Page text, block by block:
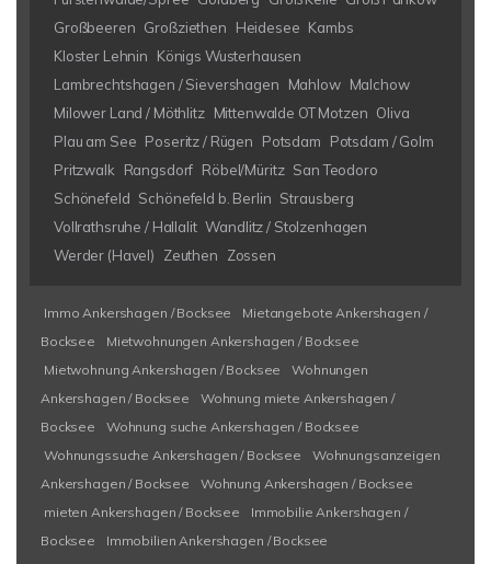
Großbeeren Großziethen Heidesee Kambs
Kloster Lehnin
Königs Wusterhausen
Lambrechtshagen / Sievershagen
Mahlow Malchow
Milower Land / Möthlitz Mittenwalde OT Motzen Oliva
Plau am See Poseritz / Rügen Potsdam
Potsdam / Golm
Pritzwalk
Rangsdorf Röbel/Müritz San Teodoro
Schönefeld Schönefeld b. Berlin Strausberg
Vollrathsruhe / Hallalit Wandlitz / Stolzenhagen
Werder (Havel)
Zeuthen Zossen
Immo Ankershagen / Bocksee
Mietangebote Ankershagen /
Bocksee
Mietwohnungen Ankershagen / Bocksee
Mietwohnung Ankershagen / Bocksee
Wohnungen
Ankershagen / Bocksee
Wohnung miete Ankershagen /
Bocksee
Wohnung suche Ankershagen / Bocksee
Wohnungssuche Ankershagen / Bocksee
Wohnungsanzeigen
Ankershagen / Bocksee
Wohnung Ankershagen / Bocksee
mieten Ankershagen / Bocksee
Immobilie Ankershagen /
Bocksee
Immobilien Ankershagen / Bocksee